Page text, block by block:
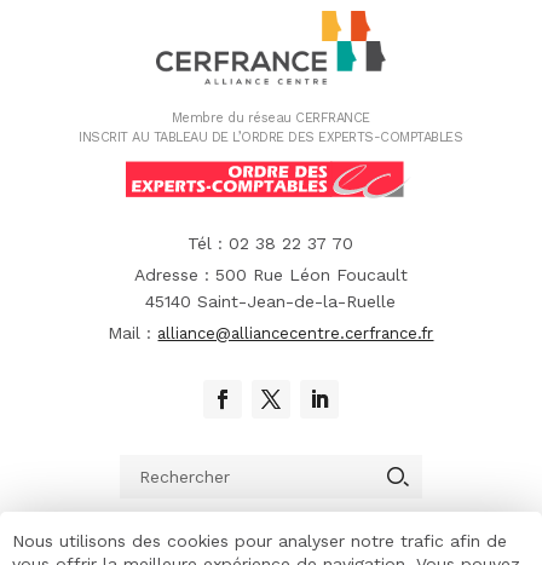
Membre du réseau CERFRANCE
INSCRIT AU TABLEAU DE L’ORDRE DES EXPERTS-COMPTABLES
Tél : 02 38 22 37 70
Adresse : 500 Rue Léon Foucault
45140 Saint-Jean-de-la-Ruelle
Mail : alliance@alliancecentre.cerfrance.fr
Nous utilisons des cookies pour analyser notre trafic afin de